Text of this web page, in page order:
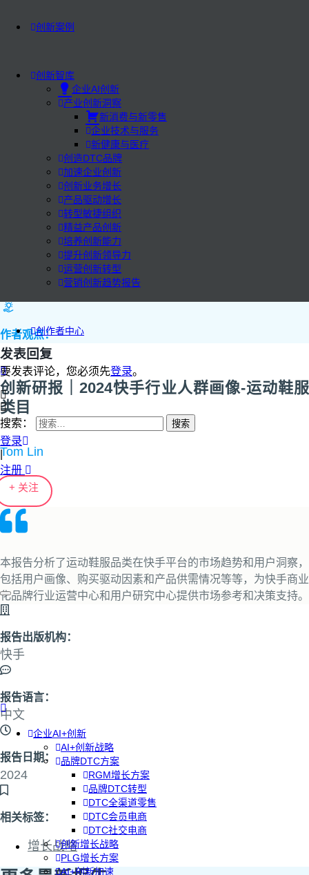
创新案例
创新智库
企业AI创新
产业创新洞察
新消费与新零售
企业技术与服务
新健康与医疗
创造DTC品牌
加速企业创新
创新业务增长
产品驱动增长
转型敏捷组织
精益产品创新
培养创新能力
提升创新领导力
运营创新转型
营销创新趋势报告
创作者中心
搜索：
登录
注册
企业AI+创新
AI+创新战略
品牌DTC方案
RGM增长方案
品牌DTC转型
DTC全渠道零售
DTC会员电商
DTC社交电商
创新增长战略
PLG增长方案
AI+创新加速
作者观点：
发表回复
要发表评论，您必须先登录。
创新研报｜2024快手行业人群画像-运动鞋服
类目
Tom Lin
+ 关注
本报告分析了运动鞋服品类在快手平台的市场趋势和用户洞察，
包括用户画像、购买驱动因素和产品供需情况等等，为快手商业
化品牌行业运营中心和用户研究中心提供市场参考和决策支持。
报告出版机构：
快手
报告语言：
中文
报告日期：
2024
相关标签：
增长战略